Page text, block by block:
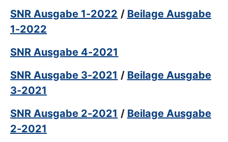
SNR Ausgabe 1-2022 / Beilage Ausgabe
1-2022
SNR Ausgabe 4-2021
SNR Ausgabe 3-2021 / Beilage Ausgabe
3-2021
SNR Ausgabe 2-2021 / Beilage Ausgabe
2-2021